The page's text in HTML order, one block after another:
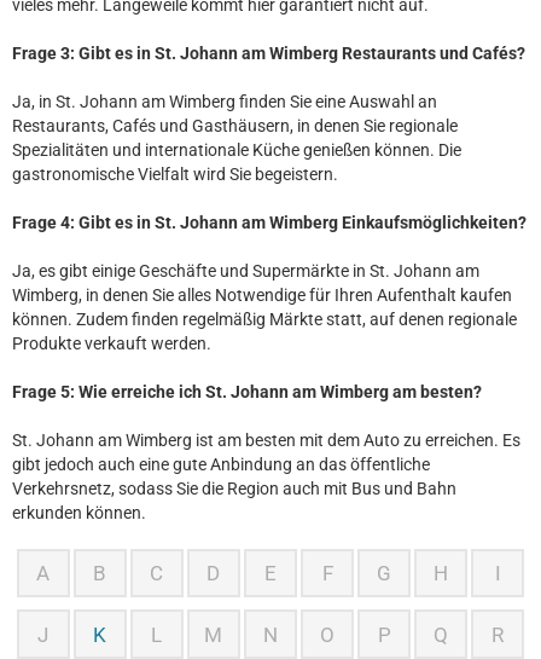
vieles mehr. Langeweile kommt hier garantiert nicht auf.
Frage 3: Gibt es in St. Johann am Wimberg Restaurants und Cafés?
Ja, in St. Johann am Wimberg finden Sie eine Auswahl an
Restaurants, Cafés und Gasthäusern, in denen Sie regionale
Spezialitäten und internationale Küche genießen können. Die
gastronomische Vielfalt wird Sie begeistern.
Frage 4: Gibt es in St. Johann am Wimberg Einkaufsmöglichkeiten?
Ja, es gibt einige Geschäfte und Supermärkte in St. Johann am
Wimberg, in denen Sie alles Notwendige für Ihren Aufenthalt kaufen
können. Zudem finden regelmäßig Märkte statt, auf denen regionale
Produkte verkauft werden.
Frage 5: Wie erreiche ich St. Johann am Wimberg am besten?
St. Johann am Wimberg ist am besten mit dem Auto zu erreichen. Es
gibt jedoch auch eine gute Anbindung an das öffentliche
Verkehrsnetz, sodass Sie die Region auch mit Bus und Bahn
erkunden können.
A B C D E F G H I
J K L M N O P Q R